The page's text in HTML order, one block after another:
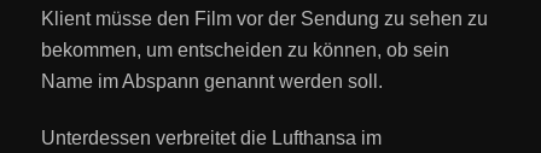
Klient müsse den Film vor der Sendung zu sehen zu
bekommen, um entscheiden zu können, ob sein
Name im Abspann genannt werden soll.
Unterdessen verbreitet die Lufthansa im